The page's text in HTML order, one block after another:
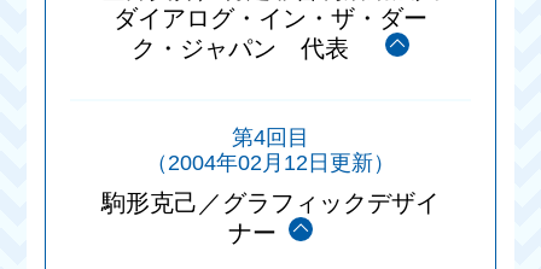
ダイアログ・イン・ザ・ダー
ク・ジャパン 代表
第4回目
（2004年02月12日更新）
駒形克己／グラフィックデザイ
ナー